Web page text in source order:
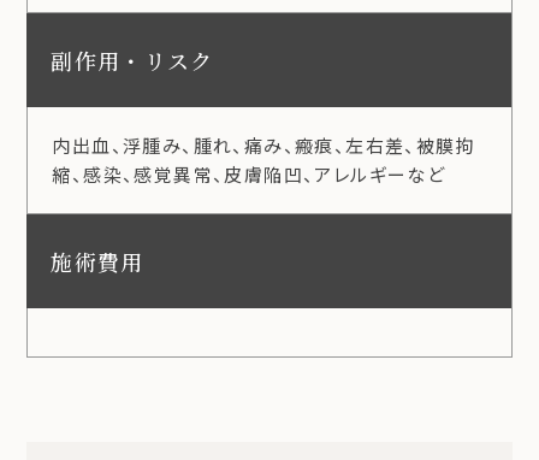
副作用・リスク
内出血、浮腫み、腫れ、痛み、瘢痕、左右差、被膜拘
縮、感染、感覚異常、皮膚陥凹、アレルギーなど
施術費用